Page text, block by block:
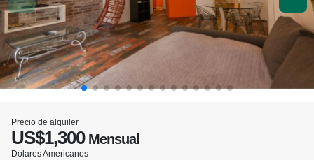
Precio de alquiler
US$1,300Mensual
Dólares Americanos